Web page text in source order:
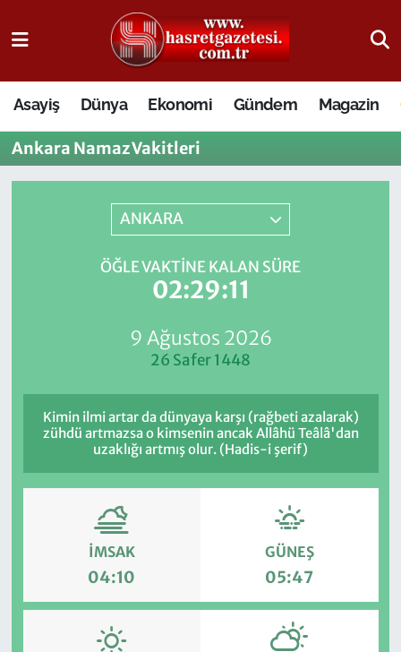
Asayiş Dünya Ekonomi Gündem Magazin
Ankara Namaz Vakitleri
ANKARA
ÖĞLE VAKTINE KALAN SÜRE
02:29:11
9 Ağustos 2026
26 Safer 1448
Kimin ilmi artar da dünyaya karşı (rağbeti azalarak)
zühdü artmazsa o kimsenin ancak Allâhü Teâlâ'dan
uzaklığı artmış olur. (Hadis-i şerif)
İMSAK
04:10
GÜNEŞ
05:47
Osmaniye Nöbetçi Eczaneler
Osmaniye Hava Durumu
Osmaniye Trafik Yoğunluk Haritası
Süper Lig Puan Durumu ve Fikstür
Son Dakika Haberleri
Haber Arşivi